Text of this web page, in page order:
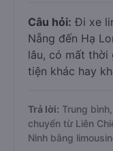
Câu hỏi: Đi xe
Nẵng đến Hạ
lâu, có mất thời
tiện khác hay
Trả lời: Trung
chuyển từ Liên
Ninh bằng